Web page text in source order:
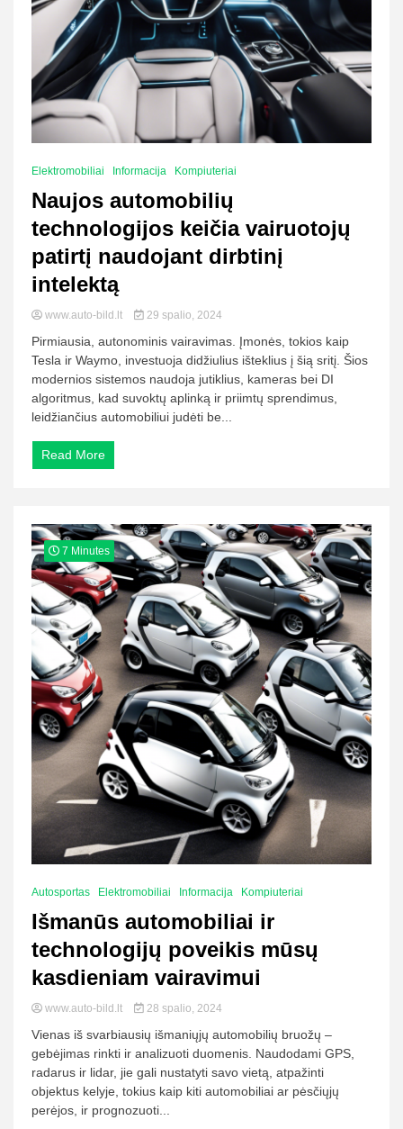
Elektromobiliai Informacija Kompiuteriai
Naujos automobilių
technologijos keičia vairuotojų
patirtį naudojant dirbtinį
intelektą
www.auto-bild.lt 29 spalio, 2024
Pirmiausia, autonominis vairavimas. Įmonės, tokios kaip
Tesla ir Waymo, investuoja didžiulius išteklius į šią sritį. Šios
modernios sistemos naudoja jutiklius, kameras bei DI
algoritmus, kad suvoktų aplinką ir priimtų sprendimus,
leidžiančius automobiliui judėti be...
Read More
7 Minutes
Autosportas Elektromobiliai Informacija Kompiuteriai
Išmanūs automobiliai ir
technologijų poveikis mūsų
kasdieniam vairavimui
www.auto-bild.lt 28 spalio, 2024
Vienas iš svarbiausių išmaniųjų automobilių bruožų –
gebėjimas rinkti ir analizuoti duomenis. Naudodami GPS,
radarus ir lidar, jie gali nustatyti savo vietą, atpažinti
objektus kelyje, tokius kaip kiti automobiliai ar pėsčiųjų
perėjos, ir prognozuoti...